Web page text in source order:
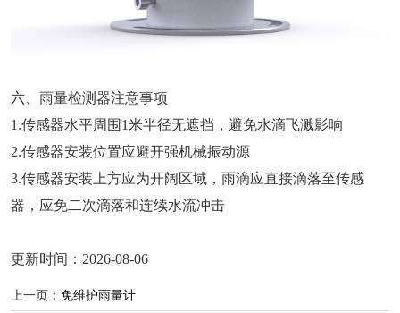
六、雨量检测器注意事项
1.传感器水平周围1米半径无遮挡，避免水滴飞溅影响
2.传感器安装位置应避开强机械振动源
3.传感器安装上方应为开阔区域，雨滴应直接滴落至传感
器，应免二次滴落和连续水流冲击
更新时间：2026-08-06
上一页： 免维护雨量计